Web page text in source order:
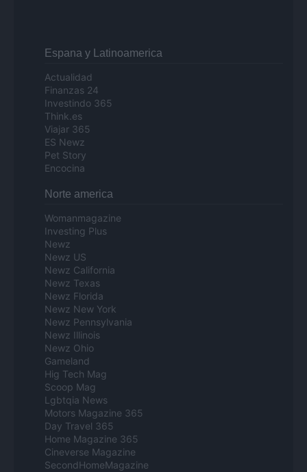
Espana y Latinoamerica
Actualidad
Finanzas 24
Investindo 365
Think.es
Viajar 365
ES Newz
Pet Story
Encocina
Norte america
Womanmagazine
Investing Plus
Newz
Newz US
Newz California
Newz Texas
Newz Florida
Newz New York
Newz Pennsylvania
Newz Illinois
Newz Ohio
Gameland
Hig Tech Mag
Scoop Mag
Lgbtqia News
Motors Magazine 365
Day Travel 365
Home Magazine 365
Cineverse Magazine
SecondHomeMagazine